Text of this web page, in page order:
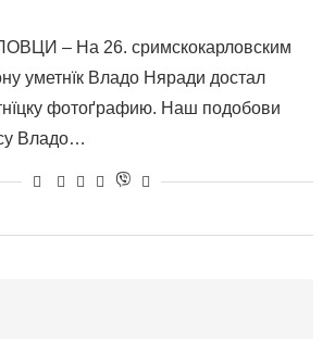
– На 26. сримскокарловским
уметнїк Владо Няради достал
фотоґрафию. Наш подобови
Владо…